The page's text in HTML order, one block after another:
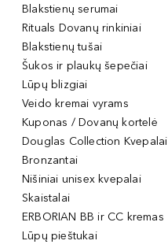
Blakstienų serumai
Rituals Dovanų rinkiniai
Blakstienų tušai
Šukos ir plaukų šepečiai
Lūpų blizgiai
Veido kremai vyrams
Kuponas / Dovanų kortelė
Douglas Collection Kvepalai
Bronzantai
Nišiniai unisex kvepalai
Skaistalai
ERBORIAN BB ir CC kremas
Lūpų pieštukai